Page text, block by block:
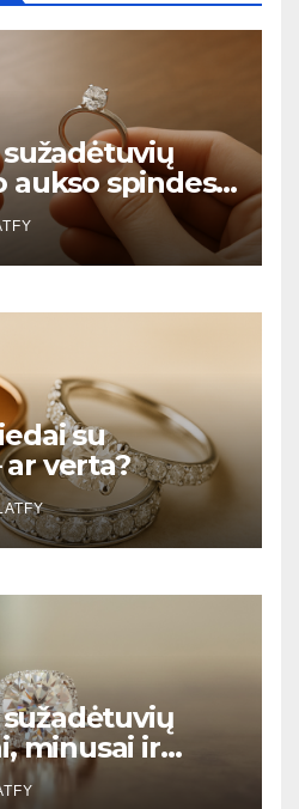
aukso spindesį
su
verta?
minusai ir